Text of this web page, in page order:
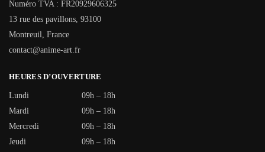
Numéro TVA : FR20929606325
13 rue des pavillons, 93100
Montreuil, France
contact@anime-art.fr
HEURES D’OUVERTURE
Lundi
09h – 18h
Mardi
09h – 18h
Mercredi
09h – 18h
Jeudi
09h – 18h